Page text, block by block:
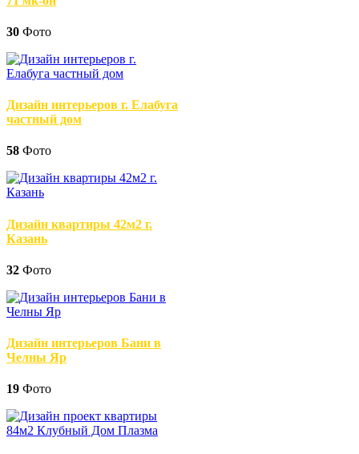
30 Фото
Дизайн интерьеров г. Елабуга
частный дом
58 Фото
Дизайн квартиры 42м2 г.
Казань
32 Фото
Дизайн интерьеров Бани в
Челны Яр
19 Фото